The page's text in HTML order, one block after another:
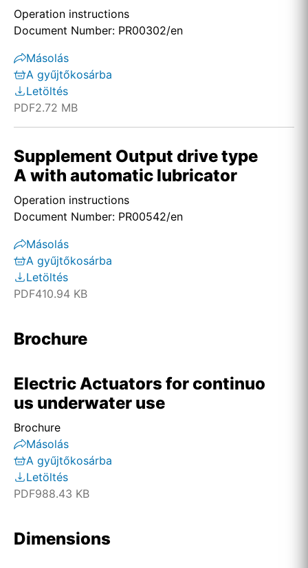
Operation instructions
Document Number: PR00302/en
Másolás
A gyűjtőkosárba
Letöltés
PDF2.72 MB
Supplement Output drive type
A with automatic lubricator
Operation instructions
Document Number: PR00542/en
Másolás
A gyűjtőkosárba
Letöltés
PDF410.94 KB
Brochure
Electric Actuators for continuo
us underwater use
Brochure
Másolás
A gyűjtőkosárba
Letöltés
PDF988.43 KB
Dimensions